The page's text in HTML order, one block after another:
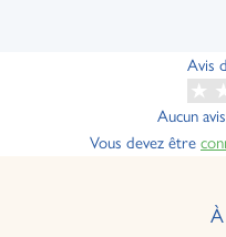
Avis
Aucun
Vous devez être